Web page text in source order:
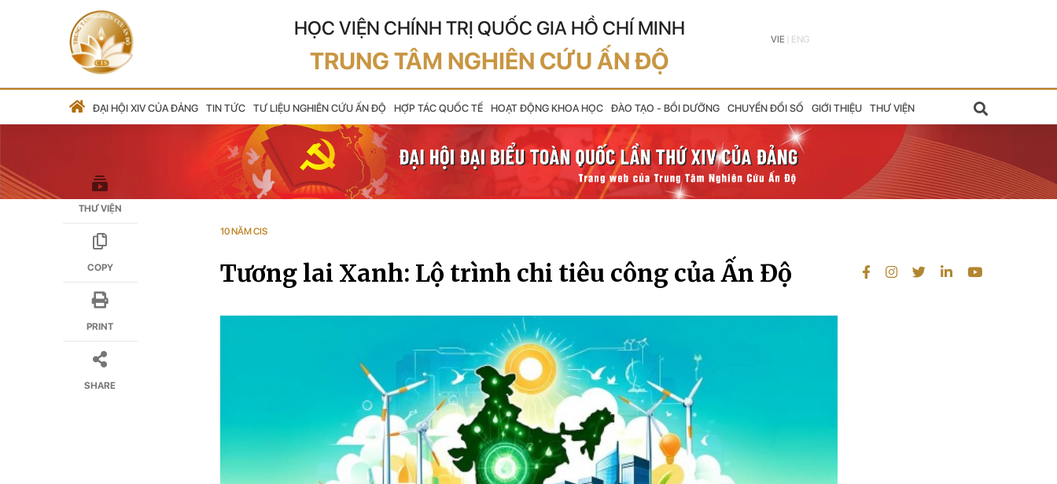
HỌC VIỆN CHÍNH TRỊ QUỐC GIA HỒ CHÍ MINH
TRUNG TÂM NGHIÊN CỨU ẤN ĐỘ
VIE ENG
ĐẠI HỘI XIV CỦA ĐẢNG TIN TỨC TƯ LIỆU NGHIÊN CỨU ẤN ĐỘ HỢP TÁC QUỐC TẾ HOẠT ĐỘNG KHOA HỌC ĐÀO TẠO - BỒI DƯỠNG CHUYỂN ĐỔI SỐ GIỚI THIỆU THƯ VIỆN
10 NĂM CIS
THƯ VIỆN
COPY
PRINT
SHARE
Tương lai Xanh: Lộ trình chi tiêu công của Ấn Độ